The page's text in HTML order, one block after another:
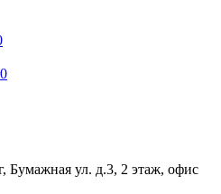
0
Бумажная ул. д.3, 2 этаж, офис